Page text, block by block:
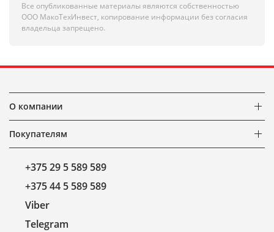
Все опубликованные материалы являются собственностью
ООО МакоТехИнвест, копирование информации без согласия
владельца запрещено.
О компании
Покупателям
+375 29 5 589 589
+375 44 5 589 589
Viber
Telegram